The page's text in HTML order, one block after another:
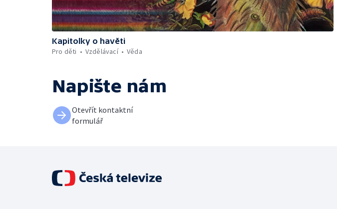
Kapitolky o havěti
Pro děti
Vzdělávací Věda
Napište nám
Otevřít kontaktní
formulář